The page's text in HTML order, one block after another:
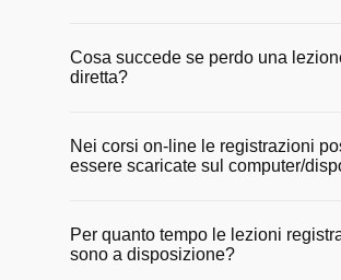
Cosa succede se perdo una
diretta?
vengono registrate e messe a
disposizione degli allievi entro
momento per non perdere il
corso.
Nei corsi on-line le registrazioni
essere scaricate sul computer/
sito e possono essere seguite
qualunque dispositivo con una
Per quanto tempo le lezioni
sono a disposizione?